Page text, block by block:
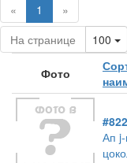
«
1 (current)
»
На странице
100
Фото
Ап